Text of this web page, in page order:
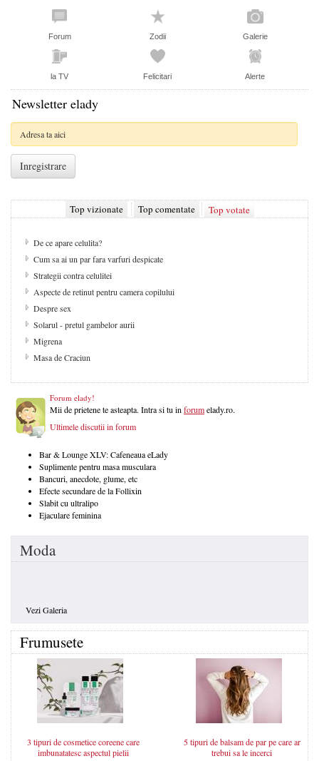
Forum Zodii Galerie
la TV Felicitari Alerte
Newsletter elady
Top vizionate Top comentate Top votate
De ce apare celulita?
Cum sa ai un par fara varfuri despicate
Strategii contra celulitei
Aspecte de retinut pentru camera copilului
Despre sex
Solarul - pretul gambelor aurii
Migrena
Masa de Craciun
Forum elady!
Mii de prietene te asteapta. Intra si tu inforumelady.ro.
Ultimele discutii in forum
Bar & Lounge XLV: Cafeneaua eLady
Suplimente pentru masa musculara
Bancuri, anecdote, glume, etc
Efecte secundare de la Follixin
Slabit cu ultralipo
Ejaculare feminina
Moda
Vezi Galeria
Frumusete
3 tipuri de cosmetice coreene care
imbunatatesc aspectul pielii
5 tipuri de balsam de par pe care ar
trebui sa le incerci